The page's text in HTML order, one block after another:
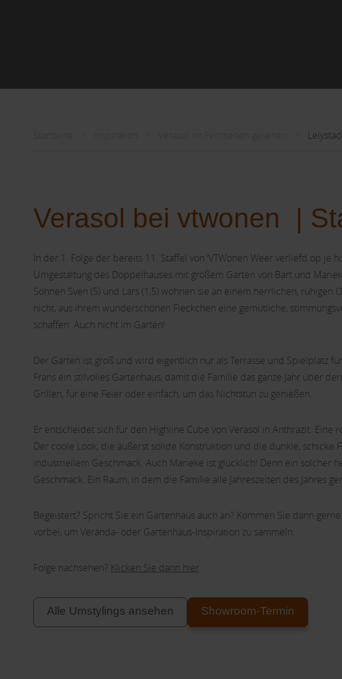
Verasol bei vtwonen |
In der 1. Folge der bereits 11. Staffel von ‘VTWonen Weer verliefd op je
Umgestaltung des Doppelhauses mit großem Garten von Bart und
Söhnen Sven (5) und Lars (1,5) wohnen sie an einem herrlichen, ruhigen
nicht, aus ihrem wunderschönen Fleckchen eine gemütliche,
schaffen. Auch nicht im Garten!
Der Garten ist groß und wird eigentlich nur als Terrasse und Spielplatz
Frans ein stilvolles Gartenhaus, damit die Familie das ganze Jahr über
Grillen, für eine Feier oder einfach, um das Nichtstun zu genießen.
Er entscheidet sich für den Highline Cube von Verasol in Anthrazit. Eine
Der coole Look, die äußerst solide Konstruktion und die dunkle, schicke
industriellem Geschmack. Auch Marieke ist glücklich! Denn ein solcher
Geschmack. Ein Raum, in dem die Familie alle Jahreszeiten des Jahres
Begeistert? Spricht Sie ein Gartenhaus auch an? Kommen Sie dann
vorbei, um Veranda- oder Gartenhaus-Inspiration zu sammeln.
Folge nachsehen? Klicken Sie dann hier
Alle Umstylings ansehen Showroom-Termin